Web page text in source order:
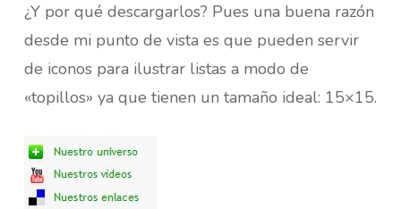
¿Y por qué descargarlos? Pues una buena razón
desde mi punto de vista es que pueden servir
de iconos para ilustrar listas a modo de
«topillos» ya que tienen un tamaño ideal: 15×15.